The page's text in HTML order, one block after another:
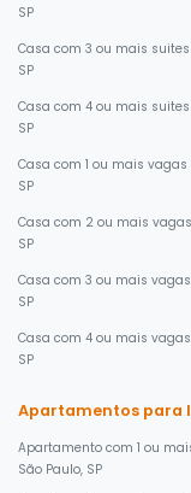
SP
Casa com 3 ou mais
SP
Casa com 4 ou mais
SP
Casa com 1 ou mais
SP
Casa com 2 ou mais
SP
Casa com 3 ou mais
SP
Casa com 4 ou mais
SP
Apartamentos para
Apartamento com 1 ou
São Paulo, SP